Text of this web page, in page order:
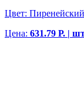
Цвет: Пиренейский
Цена: 631.79 Р. |